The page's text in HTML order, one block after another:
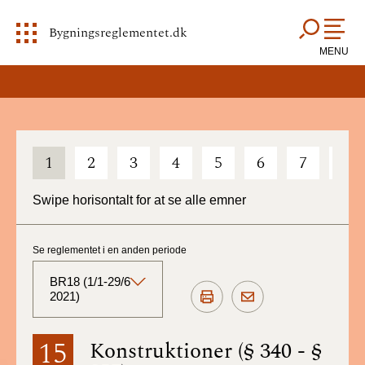
Bygningsreglementet.dk
MENU
1 2 3 4 5 6 7
Swipe horisontalt for at se alle emner
15 Konstruktioner (§ 340 - §
Se reglementet i en anden periode
BR18 (1/1-29/6
2021)
BR18 (Aktuelt)